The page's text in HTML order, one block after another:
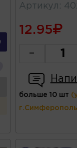
Артикул :
12.95
-
больше 10 шт